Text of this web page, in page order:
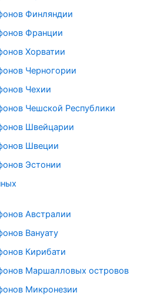
Финляндии
Франции
Хорватии
Черногории
Чехии
Чешской Республики
Швейцарии
Швеции
Эстонии
Австралии
Вануату
Кирибати
Маршалловых островов
Микронезии